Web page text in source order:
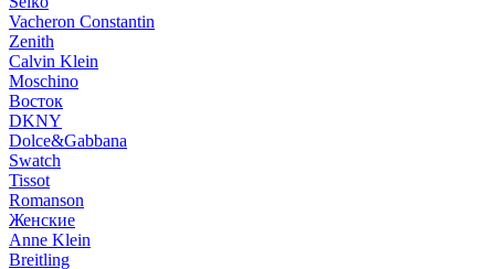
Vacheron Constantin
Zenith
Calvin Klein
Moschino
Восток
DKNY
Dolce&Gabbana
Swatch
Tissot
Romanson
Женские
Anne Klein
Breitling